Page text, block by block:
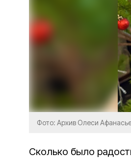
Фото: Архив Олеси
Сколько было